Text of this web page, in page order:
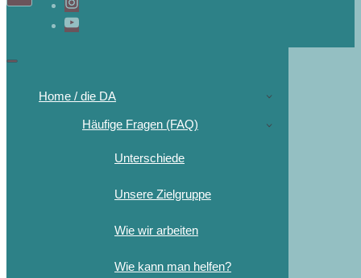
Home / die DA
Häufige Fragen (FAQ)
Unterschiede
Unsere Zielgruppe
Wie wir arbeiten
Wie kann man helfen?